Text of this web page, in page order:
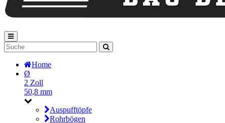
Home
Ø
2 Zoll
50,8 mm
Auspufftöpfe
Rohrbögen